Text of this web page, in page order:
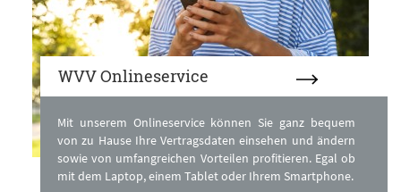
WVV Onlineservice
Mit unserem Onlineservice können Sie ganz bequem
von zu Hause Ihre Vertragsdaten einsehen und ändern
sowie von umfangreichen Vorteilen profitieren. Egal ob
mit dem Laptop, einem Tablet oder Ihrem Smartphone.